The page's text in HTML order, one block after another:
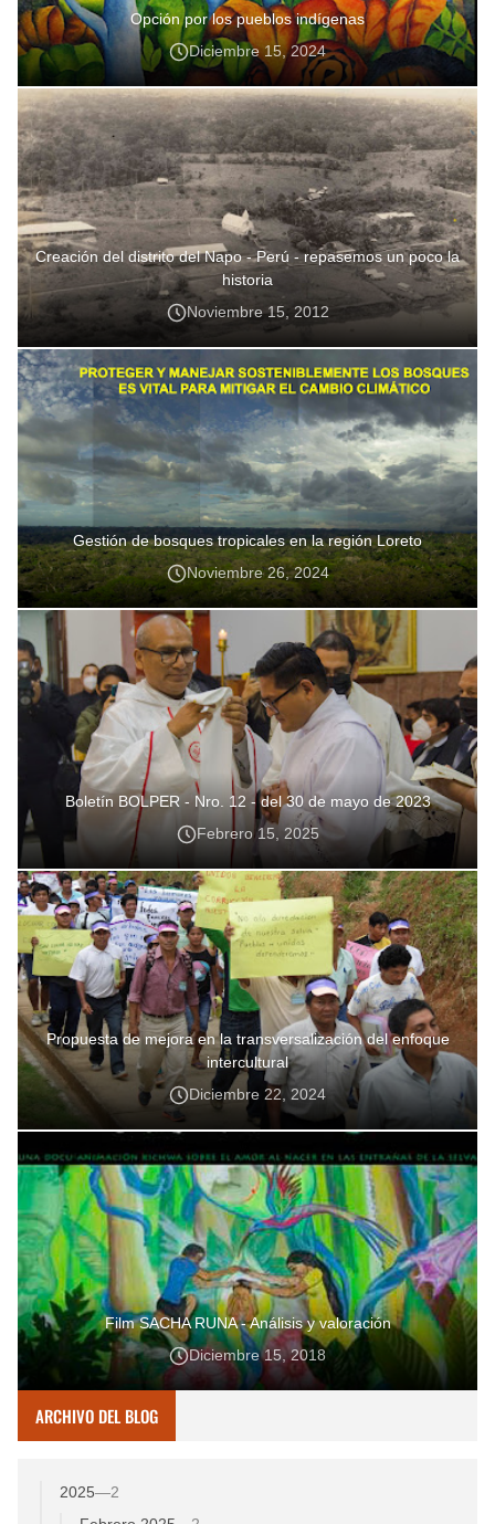
Opción por los pueblos indígenas
Diciembre 15, 2024
Creación del distrito del Napo - Perú - repasemos un poco la
historia
Noviembre 15, 2012
Gestión de bosques tropicales en la región Loreto
Noviembre 26, 2024
Boletín BOLPER - Nro. 12 - del 30 de mayo de 2023
Febrero 15, 2025
Propuesta de mejora en la transversalización del enfoque
intercultural
Diciembre 22, 2024
Film SACHA RUNA - Análisis y valoración
Diciembre 15, 2018
ARCHIVO DEL BLOG
2025—2